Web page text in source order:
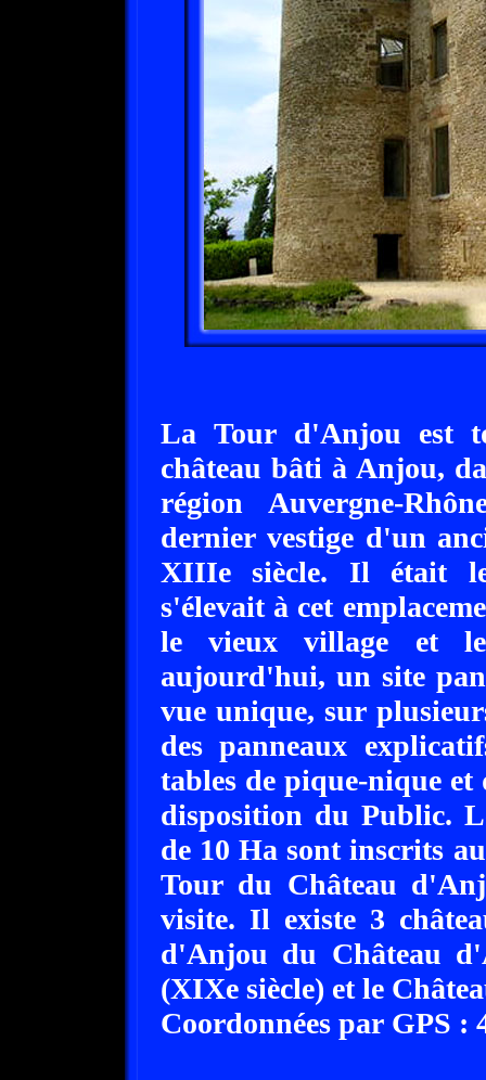
La Tour d'Anjou est
château bâti à Anjou,
région Auvergne-
dernier vestige d'un
XIIIe siècle. Il était
s'élevait à cet
le vieux village et
aujourd'hui, un site
vue unique, sur
des panneaux
tables de pique-nique
disposition du Public.
de 10 Ha sont inscrits
Tour du Château
visite. Il existe 3
d'Anjou du Château
(XIXe siècle) et le
Coordonnées par GPS :